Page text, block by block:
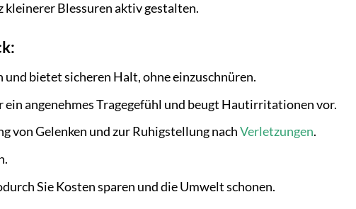
kleinerer Blessuren aktiv gestalten.
bietet sicheren Halt, ohne einzuschnüren.
angenehmes Tragegefühl und beugt Hautirritationen vor.
von Gelenken und zur Ruhigstellung nachVerletzungen.
Sie Kosten sparen und die Umwelt schonen.